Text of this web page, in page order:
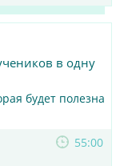
в одну
будет полезна
55:00